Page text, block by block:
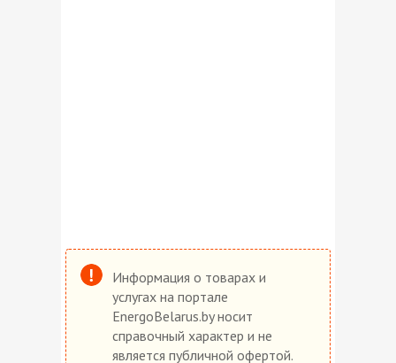
Информация о товарах и
услугах на портале
EnergoBelarus.by носит
справочный характер и не
является публичной офертой.